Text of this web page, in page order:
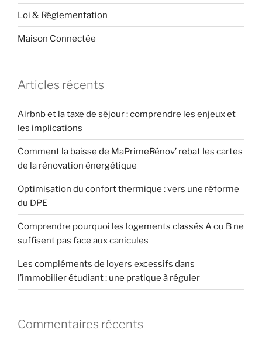
Loi & Réglementation
Maison Connectée
Articles récents
Airbnb et la taxe de séjour : comprendre les enjeux et
les implications
Comment la baisse de MaPrimeRénov’ rebat les cartes
de la rénovation énergétique
Optimisation du confort thermique : vers une réforme
du DPE
Comprendre pourquoi les logements classés A ou B ne
suffisent pas face aux canicules
Les compléments de loyers excessifs dans
l’immobilier étudiant : une pratique à réguler
Commentaires récents